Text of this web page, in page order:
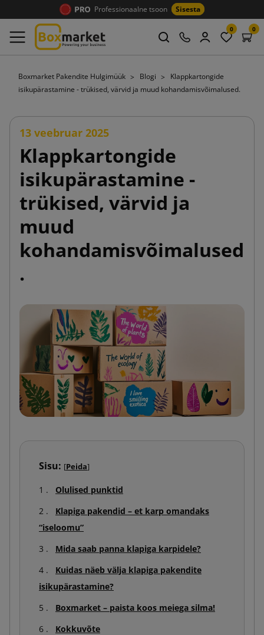
Professionaalne tsoon Sisesta
0 0
Boxmarket Pakendite Hulgimüük Blogi
Klappkartongide
isikupärastamine - trükised, värvid ja muud kohandamisvõimalused.
13 veebruar 2025
Klappkartongide
isikupärastamine -
trükised, värvid ja
muud
kohandamisvõimalused
.
Sisu: [Peida]
Olulised punktid
Klapiga pakendid – et karp omandaks
“iseloomu”
Mida saab panna klapiga karpidele?
Kuidas näeb välja klapiga pakendite
isikupärastamine?
Boxmarket – paista koos meiega silma!
Kokkuvõte